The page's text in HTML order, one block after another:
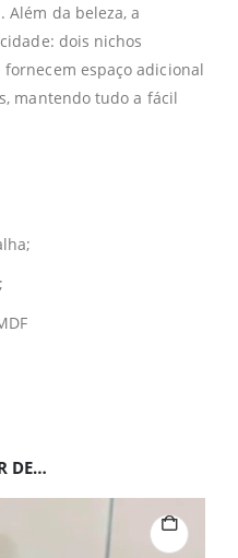
Além da beleza, a
dois nichos
espaço adicional
mantendo tudo a fácil
DE…